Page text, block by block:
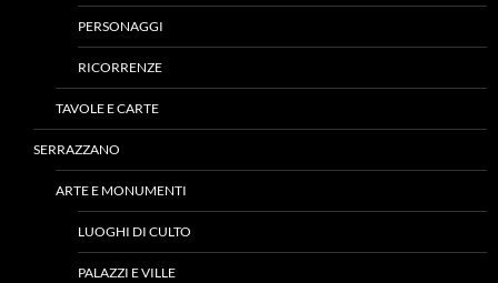
PERSONAGGI
RICORRENZE
TAVOLE E CARTE
SERRAZZANO
ARTE E MONUMENTI
LUOGHI DI CULTO
PALAZZI E VILLE